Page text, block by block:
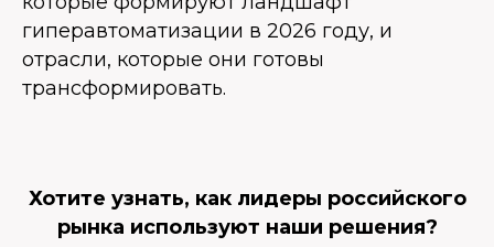
гиперавтоматизации в 2026 году, и
отрасли, которые они готовы
трансформировать.
Хотите узнать, как лидеры российского
рынка используют наши решения?